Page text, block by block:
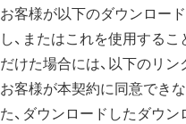
ファームウェア自動更新中
従量制課金契約の場合は、
ります。発生した通信費用
お客様が以下のダウンロー
し、またはこれを使用する
だけた場合には、以下のリ
お客様が本契約に同意でき
た、ダウンロードしたダウ